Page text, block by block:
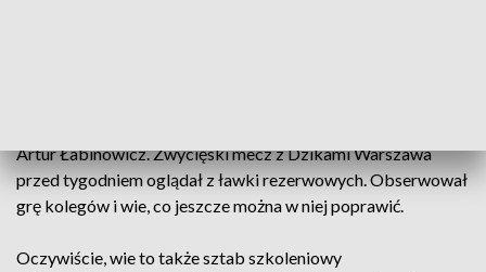
Artur Łabinowicz. Zwycięski mecz z Dzikami Warszawa
przed tygodniem oglądał z ławki rezerwowych. Obserwował
grę kolegów i wie, co jeszcze można w niej poprawić.
Oczywiście, wie to także sztab szkoleniowy